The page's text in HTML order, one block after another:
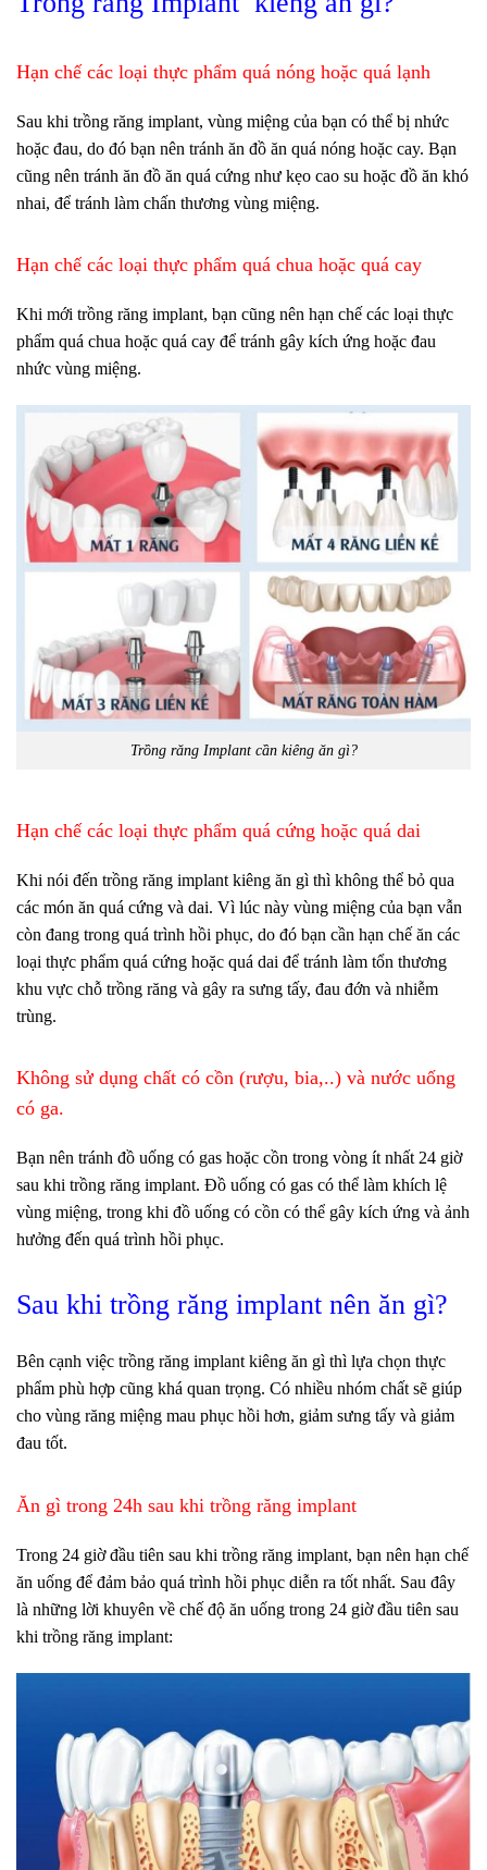
Hạn chế các loại thực phẩm quá nóng hoặc quá lạnh
Sau khi trồng răng implant, vùng miệng của bạn có thể bị nhức
hoặc đau, do đó bạn nên tránh ăn đồ ăn quá nóng hoặc cay. Bạn
cũng nên tránh ăn đồ ăn quá cứng như kẹo cao su hoặc đồ ăn khó
nhai, để tránh làm chấn thương vùng miệng.
Hạn chế các loại thực phẩm quá chua hoặc quá cay
Khi mới trồng răng implant, bạn cũng nên hạn chế các loại thực
phẩm quá chua hoặc quá cay để tránh gây kích ứng hoặc đau
nhức vùng miệng.
Trồng răng Implant cần kiêng ăn gì?
Hạn chế các loại thực phẩm quá cứng hoặc quá dai
Khi nói đến trồng răng implant kiêng ăn gì thì không thể bỏ qua
các món ăn quá cứng và dai. Vì lúc này vùng miệng của bạn vẫn
còn đang trong quá trình hồi phục, do đó bạn cần hạn chế ăn các
loại thực phẩm quá cứng hoặc quá dai để tránh làm tổn thương
khu vực chỗ trồng răng và gây ra sưng tấy, đau đớn và nhiễm
trùng.
Không sử dụng chất có cồn (rượu, bia,..) và nước uống
có ga.
Bạn nên tránh đồ uống có gas hoặc cồn trong vòng ít nhất 24 giờ
sau khi trồng răng implant. Đồ uống có gas có thể làm khích lệ
vùng miệng, trong khi đồ uống có cồn có thể gây kích ứng và ảnh
hưởng đến quá trình hồi phục.
Sau khi trồng răng implant nên ăn gì?
Bên cạnh việc trồng răng implant kiêng ăn gì thì lựa chọn thực
phẩm phù hợp cũng khá quan trọng. Có nhiều nhóm chất sẽ giúp
cho vùng răng miệng mau phục hồi hơn, giảm sưng tấy và giảm
đau tốt.
Ăn gì trong 24h sau khi trồng răng implant
Trong 24 giờ đầu tiên sau khi trồng răng implant, bạn nên hạn chế
ăn uống để đảm bảo quá trình hồi phục diễn ra tốt nhất. Sau đây
là những lời khuyên về chế độ ăn uống trong 24 giờ đầu tiên sau
khi trồng răng implant: